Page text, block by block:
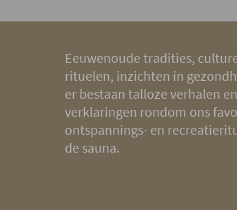
Eeuwenoude tradities,
rituelen, inzichten in
er bestaan talloze verhalen en
verklaringen rondom ons
ontspannings- en
de sauna.